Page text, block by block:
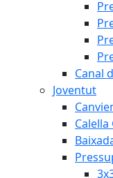
Canal
Joventut